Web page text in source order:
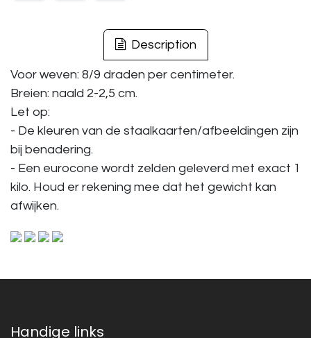
Description
Voor weven: 8/9 draden per centimeter.
Breien: naald 2-2,5 cm.
Let op:
- De kleuren van de staalkaarten/afbeeldingen zijn
bij benadering.
- Een eurocone wordt zelden geleverd met exact 1
kilo. Houd er rekening mee dat het gewicht kan
afwijken.
Handige links